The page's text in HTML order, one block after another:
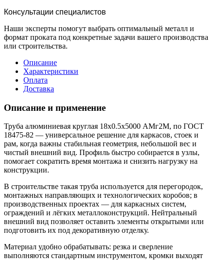
Консультации специалистов
Наши эксперты помогут выбрать оптимальный металл и
формат проката под конкретные задачи вашего производства
или строительства.
Описание
Характеристики
Оплата
Доставка
Описание и применение
Труба алюминиевая круглая 18х0.5х5000 АМг2М, по ГОСТ
18475-82 — универсальное решение для каркасов, стоек и
рам, когда важны стабильная геометрия, небольшой вес и
чистый внешний вид. Профиль быстро собирается в узлы,
помогает сократить время монтажа и снизить нагрузку на
конструкции.
В строительстве такая труба используется для перегородок,
монтажных направляющих и технологических коробов; в
производственных проектах — для каркасных систем,
ограждений и лёгких металлоконструкций. Нейтральный
внешний вид позволяет оставить элементы открытыми или
подготовить их под декоративную отделку.
Материал удобно обрабатывать: резка и сверление
выполняются стандартным инструментом, кромки выходят